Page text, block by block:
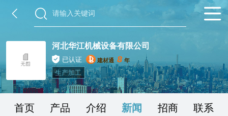
河北华江机械设备有限公司
已认证 建材通 8 年
生产加工
首页 产品 介绍 新闻 招商 联系